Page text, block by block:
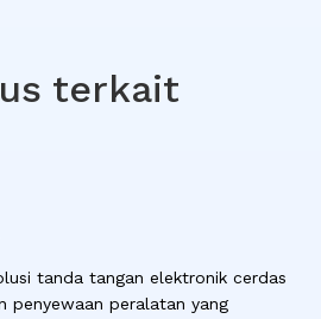
terkait
tanda tangan elektronik cerdas
penyewaan peralatan yang